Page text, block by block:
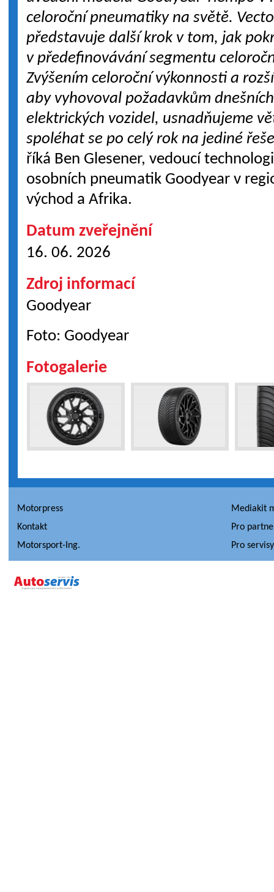
celoroční pneumatiky na světě.
představuje další krok v tom, jak
v předefinovávání segmentu
Zvýšením celoroční výkonnosti a
aby vyhovoval požadavkům
elektrických vozidel, usnadňujeme
spoléhat se po celý rok na jediné
říká Ben Glesener, vedoucí
osobních pneumatik Goodyear v
východ a Afrika.
Datum zveřejnění
16. 06. 2026
Zdroj informací
Goodyear
Foto: Goodyear
Fotogalerie
Motorpress
Mediakit
Kontakt
Pro
Motorsport-Ing.
Pro servisy